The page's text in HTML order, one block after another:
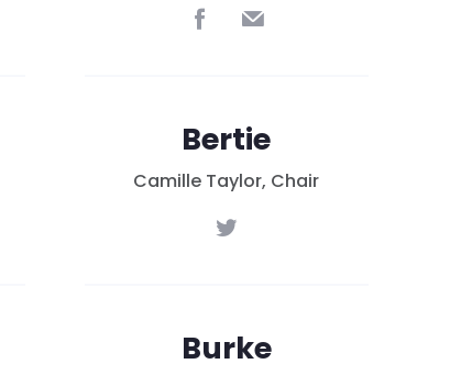
Bertie
Camille Taylor, Chair
Burke